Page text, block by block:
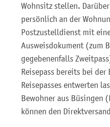
Wohnsitz stellen.
persönlich an der
Postzustelldienst mit
Ausweisdokument (zum
gegebenenfalls
Reisepass bereits bei der
Reisepasses entwerten
Bewohner aus Büsingen
können den